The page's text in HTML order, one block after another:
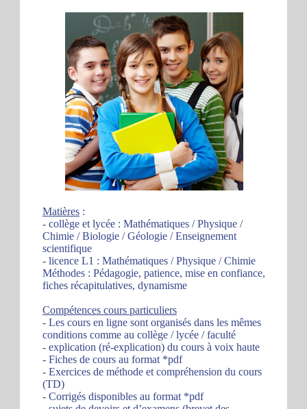
Matières :
- collège et lycée : Mathématiques / Physique /
Chimie / Biologie / Géologie / Enseignement
scientifique
- licence L1 : Mathématiques / Physique / Chimie
Méthodes : Pédagogie, patience, mise en confiance,
fiches récapitulatives, dynamisme
Compétences cours particuliers
- Les cours en ligne sont organisés dans les mêmes
conditions comme au collège / lycée / faculté
- explication (ré-explication) du cours à voix haute
- Fiches de cours au format *pdf
- Exercices de méthode et compréhension du cours
(TD)
- Corrigés disponibles au format *pdf